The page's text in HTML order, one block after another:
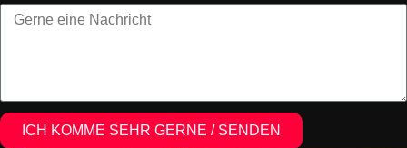
ICH KOMME SEHR GERNE / SENDEN